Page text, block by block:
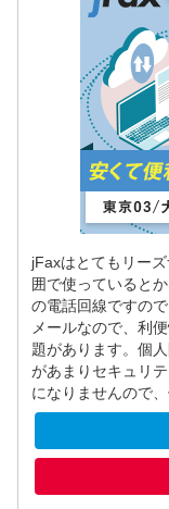
jFaxはとてもリー
囲で使っていると
の電話回線ですの
メールなので、利
題があります。個
があまりセキュリ
になりませんので